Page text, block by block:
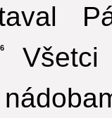
6
Všetci